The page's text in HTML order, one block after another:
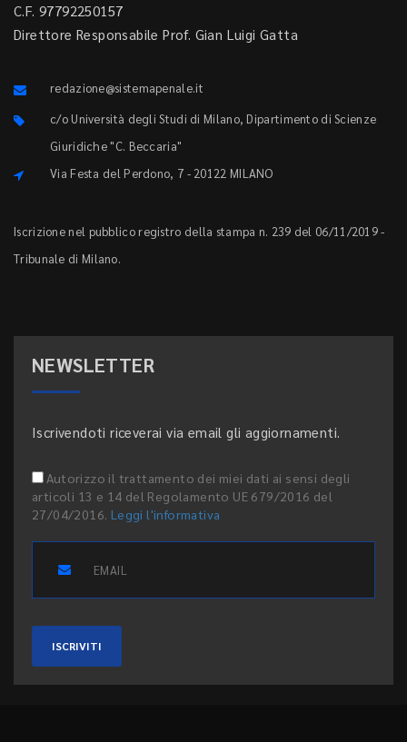
C.F. 97792250157
Direttore Responsabile Prof. Gian Luigi Gatta
redazione@sistemapenale.it
c/o Università degli Studi di Milano, Dipartimento di Scienze
Giuridiche "C. Beccaria"
Via Festa del Perdono, 7 - 20122 MILANO
Iscrizione nel pubblico registro della stampa n. 239 del 06/11/2019 -
Tribunale di Milano.
NEWSLETTER
Iscrivendoti riceverai via email gli aggiornamenti.
Autorizzo il trattamento dei miei dati ai sensi degli
articoli 13 e 14 del Regolamento UE 679/2016 del
27/04/2016. Leggi l'informativa
ISCRIVITI